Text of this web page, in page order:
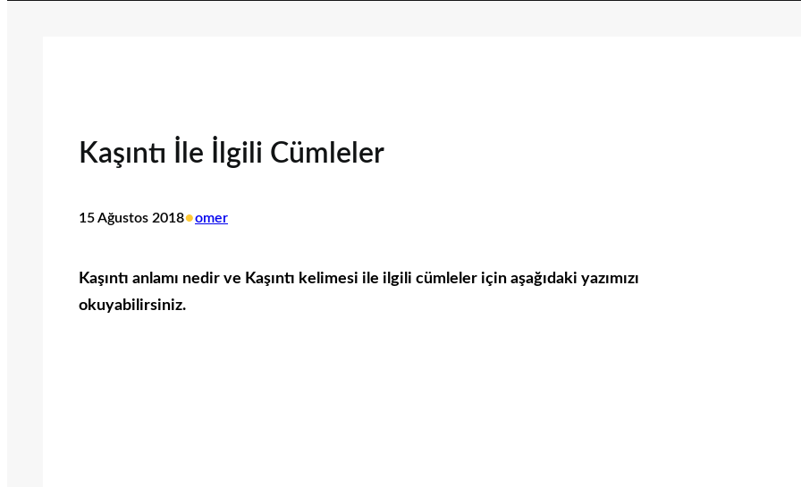
Kaşıntı İle İlgili Cümleler
15 Ağustos 2018•omer
Kaşıntı anlamı nedir ve Kaşıntı kelimesi ile ilgili cümleler için aşağıdaki yazımızı
okuyabilirsiniz.